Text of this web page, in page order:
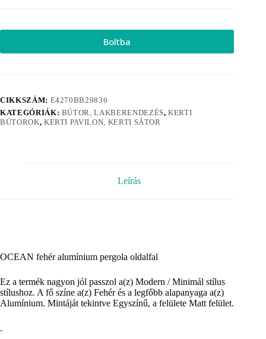
Boltba
CIKKSZÁM: E4270BB29836
KATEGÓRIÁK: BÚTOR, LAKBERENDEZÉS,KERTI
BÚTOROK, KERTI PAVILON, KERTI SÁTOR
Leírás
OCEAN fehér alumínium pergola oldalfal
Ez a termék nagyon jól passzol a(z) Modern / Minimál stílus
stílushoz. A fő színe a(z) Fehér és a legfőbb alapanyaga a(z)
Alumínium. Mintáját tekintve Egyszínű, a felülete Matt felület.
.